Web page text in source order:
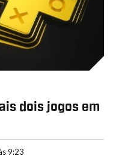
dois jogos em
9:23